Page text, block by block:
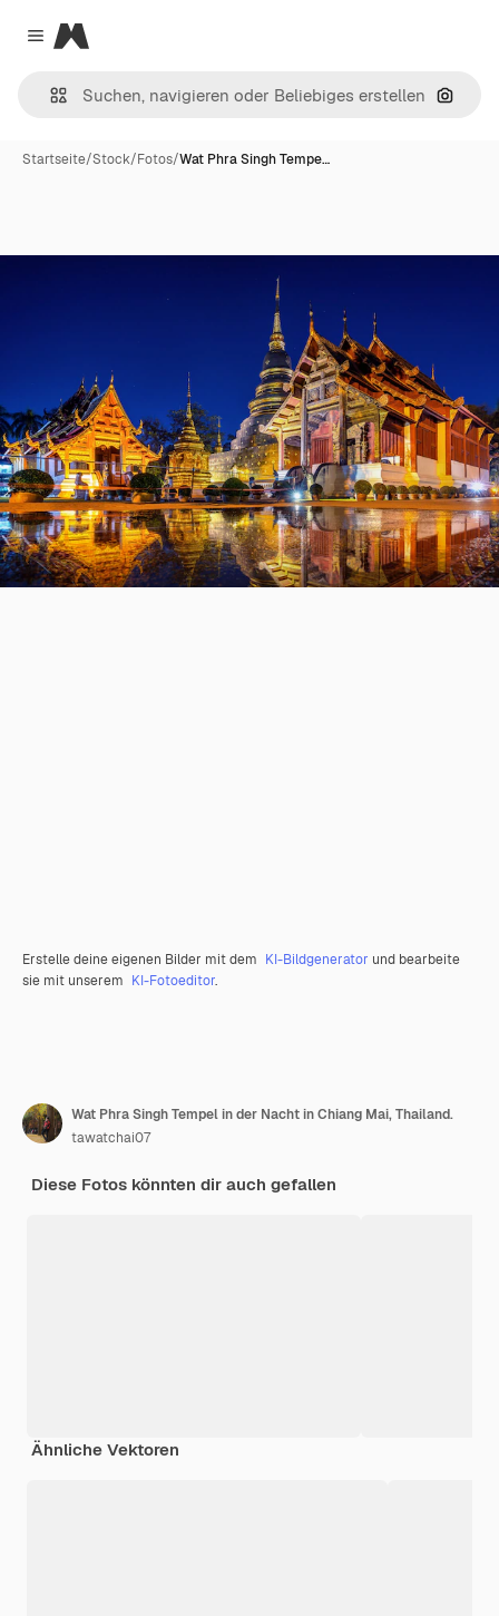
Close menu
Magnific
Nach
Startseite/Stock/Fotos/Wat Phra Singh Tempe…
Erstelle deine eigenen Bilder mit dem KI-Bildgenerator und bearbeite
sie mit unserem KI-Fotoeditor.
Wat Phra Singh Tempel in der Nacht in Chiang Mai, Thailand.
tawatchai07
Diese Fotos könnten dir auch gefallen
Ähnliche Vektoren